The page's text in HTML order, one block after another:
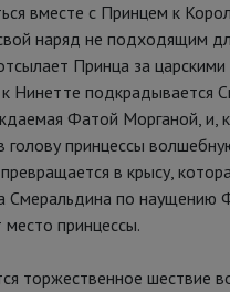
вместе с Принцем к
наряд не подходящим
Принца за
Нинетте подкрадывается
Фатой Морганой, и,
голову принцессы
в крысу,
Смеральдина по наущению
место принцессы.
торжественное шествие